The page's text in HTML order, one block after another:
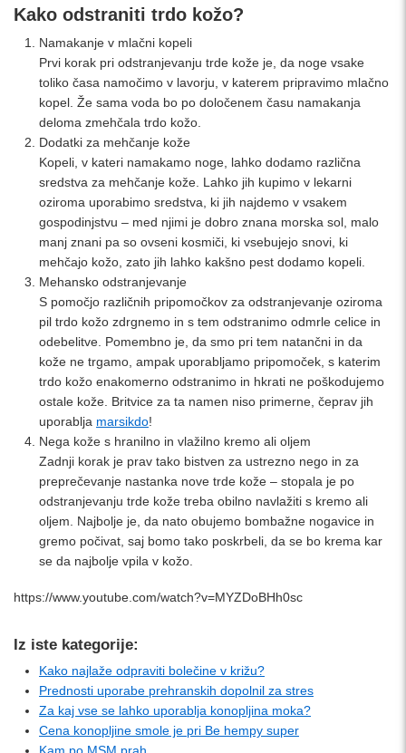
Kako odstraniti trdo kožo?
Namakanje v mlačni kopeli
Prvi korak pri odstranjevanju trde kože je, da noge vsake
toliko časa namočimo v lavorju, v katerem pripravimo mlačno
kopel. Že sama voda bo po določenem času namakanja
deloma zmehčala trdo kožo.
Dodatki za mehčanje kože
Kopeli, v kateri namakamo noge, lahko dodamo različna
sredstva za mehčanje kože. Lahko jih kupimo v lekarni
oziroma uporabimo sredstva, ki jih najdemo v vsakem
gospodinjstvu – med njimi je dobro znana morska sol, malo
manj znani pa so ovseni kosmiči, ki vsebujejo snovi, ki
mehčajo kožo, zato jih lahko kakšno pest dodamo kopeli.
Mehansko odstranjevanje
S pomočjo različnih pripomočkov za odstranjevanje oziroma
pil trdo kožo zdrgnemo in s tem odstranimo odmrle celice in
odebelitve. Pomembno je, da smo pri tem natančni in da
kože ne trgamo, ampak uporabljamo pripomoček, s katerim
trdo kožo enakomerno odstranimo in hkrati ne poškodujemo
ostale kože. Britvice za ta namen niso primerne, čeprav jih
uporablja marsikdo!
Nega kože s hranilno in vlažilno kremo ali oljem
Zadnji korak je prav tako bistven za ustrezno nego in za
preprečevanje nastanka nove trde kože – stopala je po
odstranjevanju trde kože treba obilno navlažiti s kremo ali
oljem. Najbolje je, da nato obujemo bombažne nogavice in
gremo počivat, saj bomo tako poskrbeli, da se bo krema kar
se da najbolje vpila v kožo.
https://www.youtube.com/watch?v=MYZDoBHh0sc
Iz iste kategorije:
Kako najlaže odpraviti bolečine v križu?
Prednosti uporabe prehranskih dopolnil za stres
Za kaj vse se lahko uporablja konopljina moka?
Cena konopljine smole je pri Be hempy super